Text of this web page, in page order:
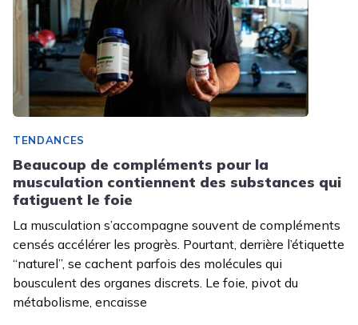
TENDANCES
Beaucoup de compléments pour la
musculation contiennent des substances qui
fatiguent le foie
La musculation s’accompagne souvent de compléments
censés accélérer les progrès. Pourtant, derrière l’étiquette
“naturel”, se cachent parfois des molécules qui
bousculent des organes discrets. Le foie, pivot du
métabolisme, encaisse